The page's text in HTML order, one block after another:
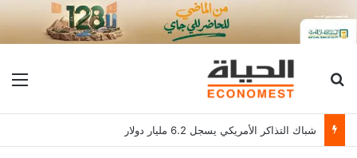
بحث عن
شباك التذاكر الأمريكي يسجل 6.2 مليار دولار